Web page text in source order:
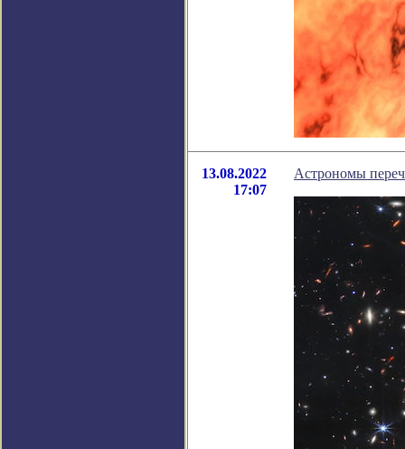
13.08.2022
17:07
Астрономы